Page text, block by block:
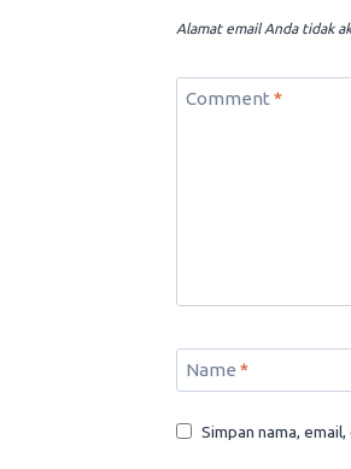
Alamat email Anda tidak
Comment *
Name *
Simpan nama,